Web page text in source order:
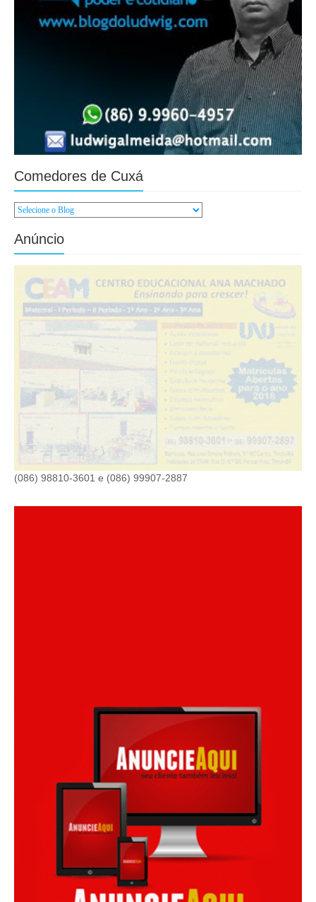
Comedores de Cuxá
Anúncio
(086) 98810-3601 e (086) 99907-2887